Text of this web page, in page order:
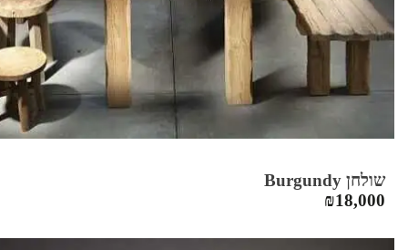
שולחן Burgundy
₪18,000